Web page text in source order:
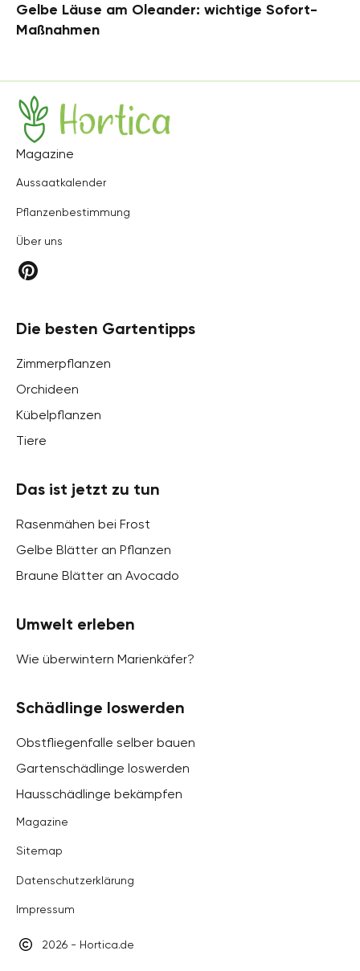
Gelbe Läuse am Oleander: wichtige Sofort-
Maßnahmen
Hortica
Magazine
Aussaatkalender
Pflanzenbestimmung
Über uns
Die besten Gartentipps
Zimmerpflanzen
Orchideen
Kübelpflanzen
Tiere
Das ist jetzt zu tun
Rasenmähen bei Frost
Gelbe Blätter an Pflanzen
Braune Blätter an Avocado
Umwelt erleben
Wie überwintern Marienkäfer?
Schädlinge loswerden
Obstfliegenfalle selber bauen
Gartenschädlinge loswerden
Hausschädlinge bekämpfen
Magazine
Sitemap
Datenschutzerklärung
Impressum
2026 - Hortica.de